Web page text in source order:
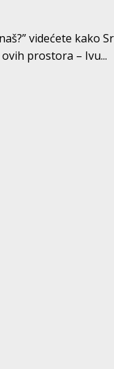
videćete kako
prostora – Ivu...